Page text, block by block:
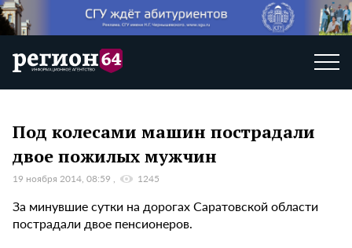
Под колесами машин пострадали
двое пожилых мужчин
19 ноября 2014, 08:59 1245
За минувшие сутки на дорогах Саратовской области
пострадали двое пенсионеров.